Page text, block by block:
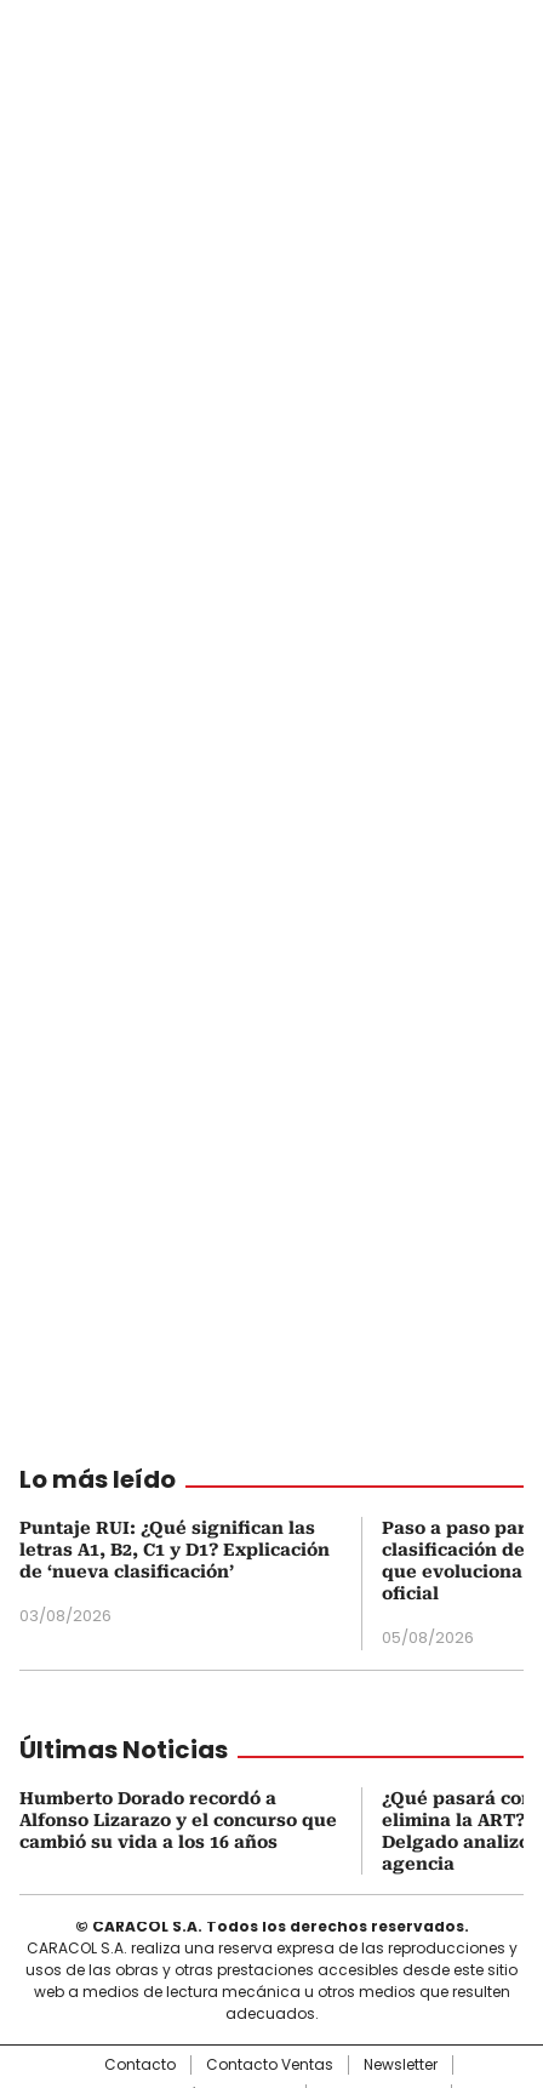
Lo más leído
Puntaje RUI: ¿Qué significan las
letras A1, B2, C1 y D1? Explicación
de ‘nueva clasificación’
03/08/2026
Paso a paso
clasificación del
que evoluciona
oficial
05/08/2026
Últimas Noticias
Humberto Dorado recordó a
Alfonso Lizarazo y el concurso que
cambió su vida a los 16 años
¿Qué pasará con
elimina la ART?
Delgado analizó
agencia
© CARACOL S.A. Todos los derechos reservados.
CARACOL S.A. realiza una reserva expresa de las reproducciones y
usos de las obras y otras prestaciones accesibles desde este sitio
web a medios de lectura mecánica u otros medios que resulten
adecuados.
Contacto Contacto Ventas
Newsletter